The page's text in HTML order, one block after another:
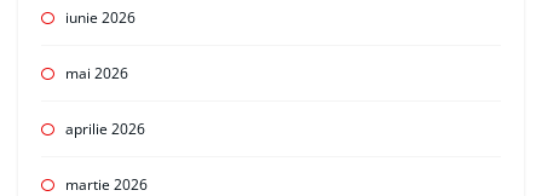
iunie 2026
mai 2026
aprilie 2026
martie 2026